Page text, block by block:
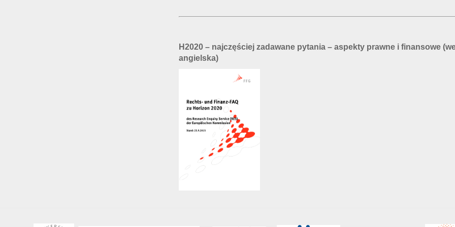
H2020 – najczęściej zadawane pytania – aspekty prawne i finansowe
angielska)